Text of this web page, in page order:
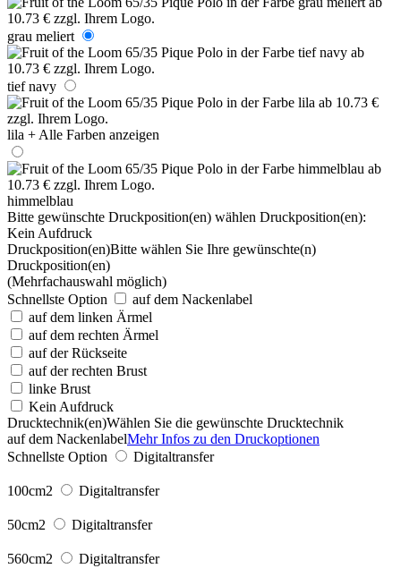
grau meliert
tief navy
lila + Alle Farben anzeigen
himmelblau
Bitte gewünschte Druckposition(en) wählen Druckposition(en):
Kein Aufdruck
Druckposition(en)Bitte wählen Sie Ihre gewünschte(n)
Druckposition(en)
(Mehrfachauswahl möglich)
Schnellste Option
auf dem Nackenlabel
auf dem linken Ärmel
auf dem rechten Ärmel
auf der Rückseite
auf der rechten Brust
linke Brust
Kein Aufdruck
Drucktechnik(en)Wählen Sie die gewünschte Drucktechnik
auf dem NackenlabelMehr Infos zu den Druckoptionen
Schnellste Option
Digitaltransfer
100cm2 Digitaltransfer
50cm2 Digitaltransfer
560cm2 Digitaltransfer